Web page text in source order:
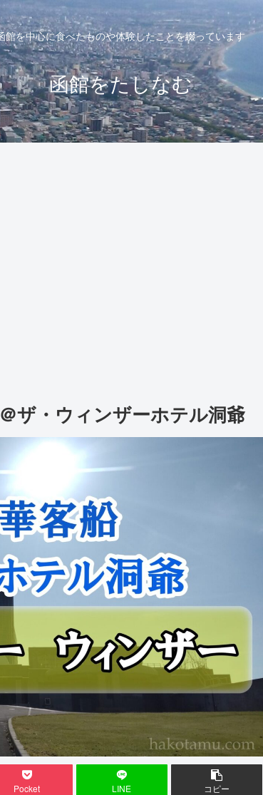
館を中心に食べたものや体験したことを綴っています
函館をたしなむ
ザ・ウィンザーホテル洞爺
Pocket LINE コピー